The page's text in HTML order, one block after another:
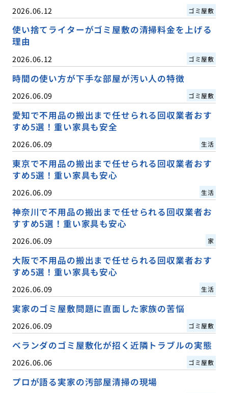
2026.06.12 ゴミ屋敷
使い捨てライターがゴミ屋敷の清掃料金を上げる
理由
2026.06.12 ゴミ屋敷
時間の使い方が下手な部屋が汚い人の特徴
2026.06.09 ゴミ屋敷
愛知で不用品の搬出まで任せられる回収業者おす
すめ5選！重い家具も安全
2026.06.09 生活
東京で不用品の搬出まで任せられる回収業者おす
すめ5選！重い家具も安心
2026.06.09 生活
神奈川で不用品の搬出まで任せられる回収業者お
すすめ5選！重い家具も安心
2026.06.09 家
大阪で不用品の搬出まで任せられる回収業者おす
すめ5選！重い家具も安心
2026.06.09 生活
実家のゴミ屋敷問題に直面した家族の苦悩
2026.06.09 ゴミ屋敷
ベランダのゴミ屋敷化が招く近隣トラブルの実態
2026.06.06 ゴミ屋敷
プロが語る実家の汚部屋清掃の現場